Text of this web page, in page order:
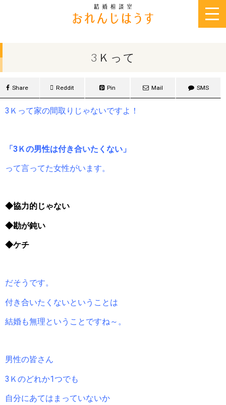
3Ｋって
Share Reddit Pin Mail SMS
3Ｋって家の間取りじゃないですよ！
「3Ｋの男性は付き合いたくない」
って言ってた女性がいます。
◆協力的じゃない
◆勘が鈍い
◆ケチ
だそうです。
付き合いたくないということは
結婚も無理ということですね～。
男性の皆さん
3Ｋのどれか1つでも
自分にあてはまっていないか